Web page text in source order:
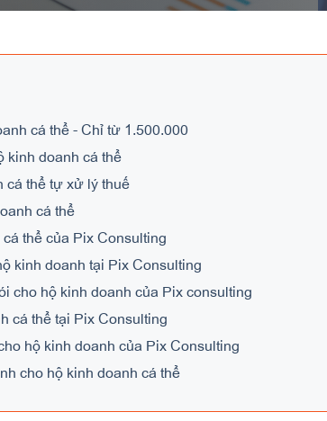
cá thể - Chỉ từ 1.500.000
kinh doanh cá thể
cá thể tự xử lý thuế
cá thể
thể của Pix Consulting
kinh doanh tại Pix Consulting
cho hộ kinh doanh của Pix consulting
cá thể tại Pix Consulting
hộ kinh doanh của Pix Consulting
cho hộ kinh doanh cá thể